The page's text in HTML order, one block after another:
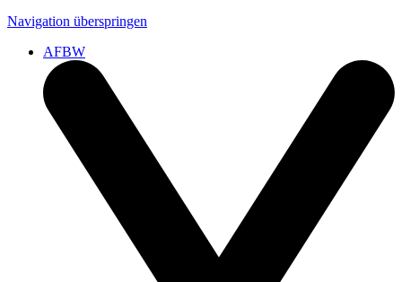
Navigation überspringen
AFBW